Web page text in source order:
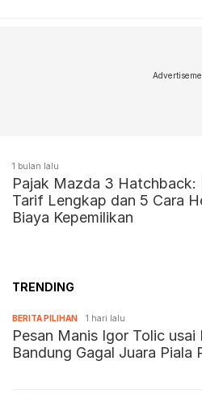
1 bulan lalu
Pajak Mazda 3 Hatchback:
Tarif Lengkap dan 5 Cara
Biaya Kepemilikan
TRENDING
BERITA PILIHAN 1 hari lalu
Pesan Manis Igor Tolic usai
Bandung Gagal Juara Piala